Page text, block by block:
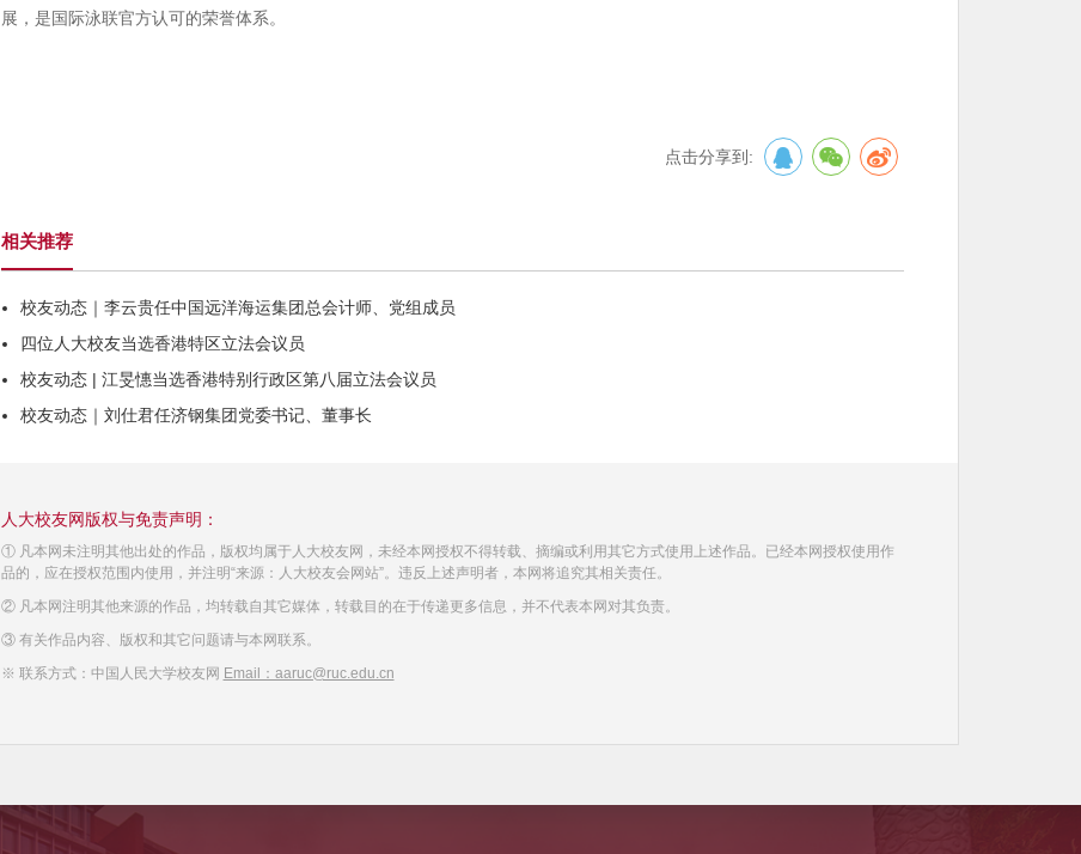
展，是国际泳联官方认可的荣誉体系。
点击分享到:
相关推荐
校友动态｜李云贵任中国远洋海运集团总会计师、党组成员
四位人大校友当选香港特区立法会议员
校友动态 | 江旻憓当选香港特别行政区第八届立法会议员
校友动态｜刘仕君任济钢集团党委书记、董事长
人大校友网版权与免责声明：
① 凡本网未注明其他出处的作品，版权均属于人大校友网，未经本网授权不得转载、摘编或利用其它方式使用上述作品。已经本网授权使用作
品的，应在授权范围内使用，并注明“来源：人大校友会网站”。违反上述声明者，本网将追究其相关责任。
② 凡本网注明其他来源的作品，均转载自其它媒体，转载目的在于传递更多信息，并不代表本网对其负责。
③ 有关作品内容、版权和其它问题请与本网联系。
※ 联系方式：中国人民大学校友网 Email：aaruc@ruc.edu.cn